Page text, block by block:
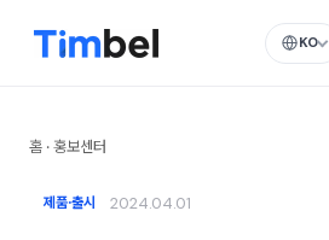
KO
홈 · 홍보센터
제품·출시 2024.04.01